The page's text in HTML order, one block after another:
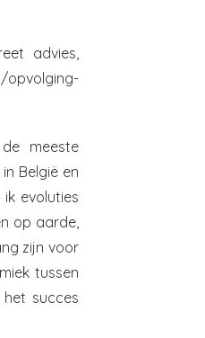
advies,
meeste
België en
evoluties
op aarde,
zijn voor
tussen
succes